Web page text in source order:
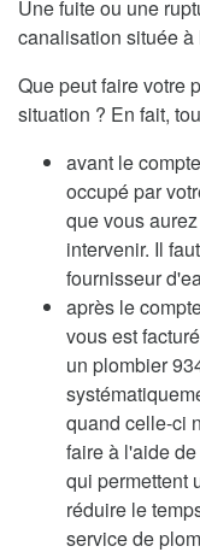
Une fuite ou une
canalisation située
Que peut faire votre
situation ? En fait,
avant le
occupé par
que vous
intervenir. Il
fournisseur
après le
vous est
un plombier
quand celle-ci
faire à l'aide
qui permettent
réduire le
service de